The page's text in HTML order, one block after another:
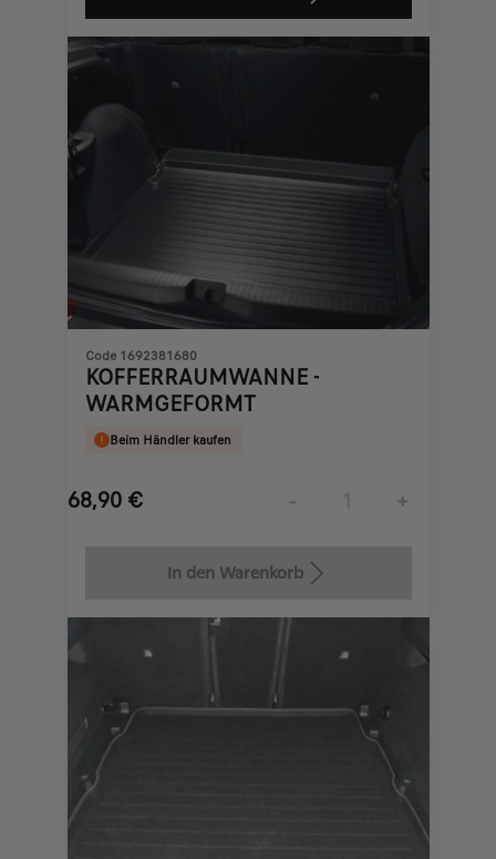
43,80
€
to:
1
Code 1692381680
KOFFERRAUMWANNE -
WARMGEFORMT
Beim Händler kaufen
68,90 €
€
-
+
1
In den Warenkorb